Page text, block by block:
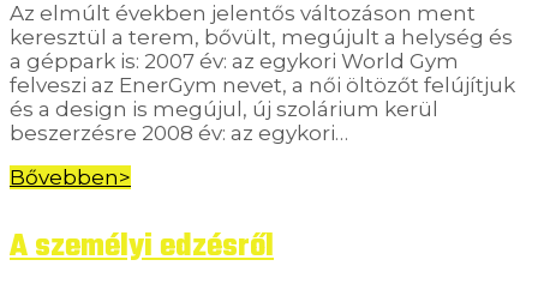
Az elmúlt években jelentős változáson ment
keresztül a terem, bővült, megújult a helység és
a géppark is: 2007 év: az egykori World Gym
felveszi az EnerGym nevet, a női öltözőt felújítjuk
és a design is megújul, új szolárium kerül
beszerzésre 2008 év: az egykori…
Bővebben>
A személyi edzésről